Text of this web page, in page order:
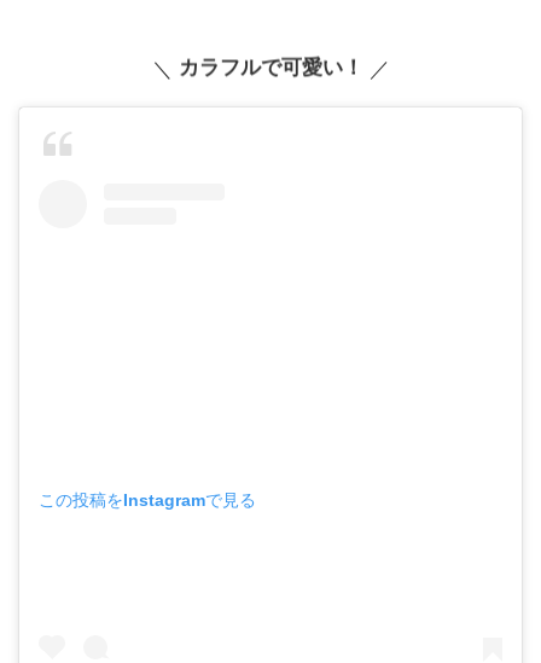
＼ カラフルで可愛い！ ／
この投稿をInstagramで見る